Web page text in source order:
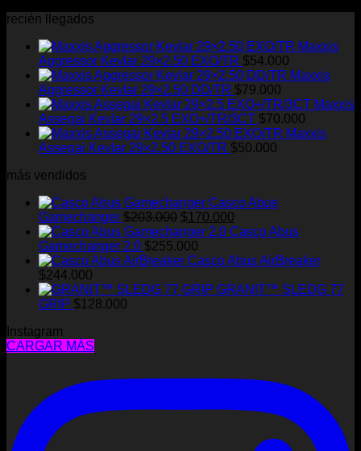
recién llegados
Maxxis
Aggressor Kevlar 29×2.50 EXO/TR $54.000
Maxxis
Aggressor Kevlar 29×2.50 DD/TR $79.000
Maxxis
Assegai Kevlar 29×2.5 EXO+/TR/3CT $70.000
Maxxis
Assegai Kevlar 29×2.50 EXO/TR $50.000
más vendidos
Casco Abus
Gamechanger $203.000 El
precio
original
era:
$170.000
precio
es:
Casco Abus
Gamechanger 2.0 $255.000
Casco Abus AirBreaker
$244.000
GRANIT™ SLEDG 77
GRIP $128.000
Instagram
CARGAR MÁS